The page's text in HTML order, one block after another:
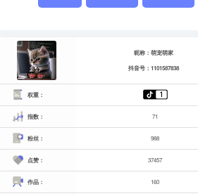
昵称：萌宠萌家
抖音号：1101587838
权重：
指数： 71
粉丝： 988
点赞： 37457
作品： 160